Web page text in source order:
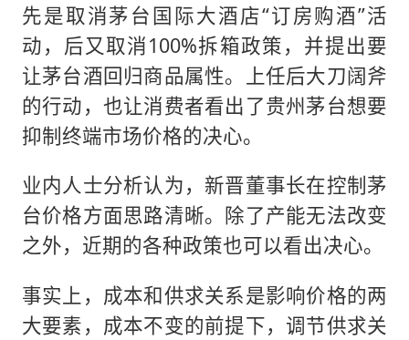
先是取消茅台国际大酒店“订房购酒”活
动，后又取消100%拆箱政策，并提出要
让茅台酒回归商品属性。上任后大刀阔斧
的行动，也让消费者看出了贵州茅台想要
抑制终端市场价格的决心。
业内人士分析认为，新晋董事长在控制茅
台价格方面思路清晰。除了产能无法改变
之外，近期的各种政策也可以看出决心。
事实上，成本和供求关系是影响价格的两
大要素，成本不变的前提下，调节供求关